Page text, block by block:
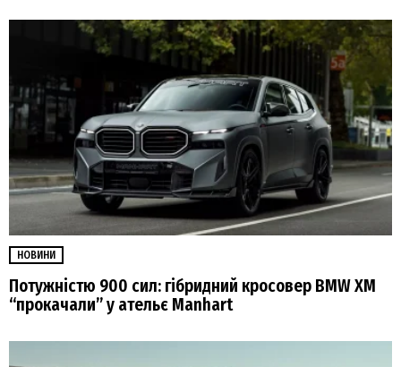
НОВИНИ
Потужністю 900 сил: гібридний кросовер BMW XM
“прокачали” у ательє Manhart